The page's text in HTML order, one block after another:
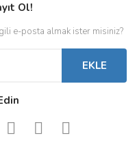
Ol!
e-posta almak ister misiniz?
EKLE